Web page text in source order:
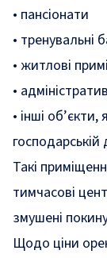
• пансіонати
• тренувальні
• житлові
•
• інші
господарській
Такі
тимчасові
змушені
Щодо ціни